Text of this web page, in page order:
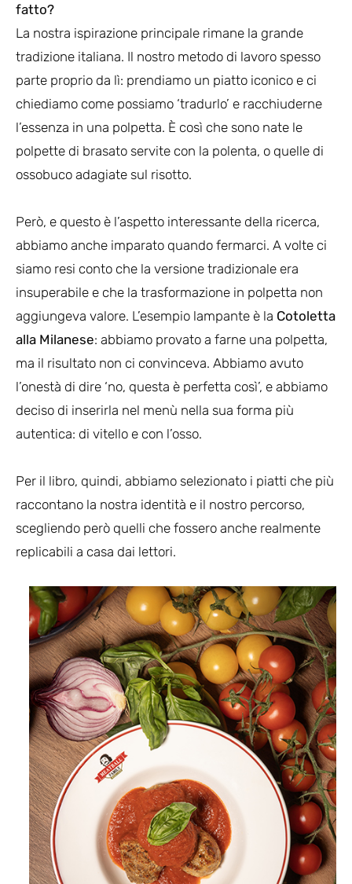
fatto?
La nostra ispirazione principale rimane la grande
tradizione italiana. Il nostro metodo di lavoro spesso
parte proprio da lì: prendiamo un piatto iconico e ci
chiediamo come possiamo ‘tradurlo’ e racchiuderne
l’essenza in una polpetta. È così che sono nate le
polpette di brasato servite con la polenta, o quelle di
ossobuco adagiate sul risotto.
Però, e questo è l’aspetto interessante della ricerca,
abbiamo anche imparato quando fermarci. A volte ci
siamo resi conto che la versione tradizionale era
insuperabile e che la trasformazione in polpetta non
aggiungeva valore. L’esempio lampante è la Cotoletta
alla Milanese: abbiamo provato a farne una polpetta,
ma il risultato non ci convinceva. Abbiamo avuto
l’onestà di dire ‘no, questa è perfetta così’, e abbiamo
deciso di inserirla nel menù nella sua forma più
autentica: di vitello e con l’osso.
Per il libro, quindi, abbiamo selezionato i piatti che più
raccontano la nostra identità e il nostro percorso,
scegliendo però quelli che fossero anche realmente
replicabili a casa dai lettori.